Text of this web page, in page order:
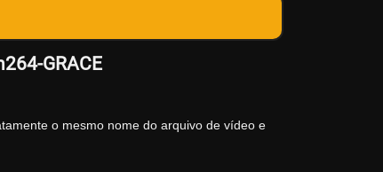
GRACE
o mesmo nome do arquivo de vídeo e